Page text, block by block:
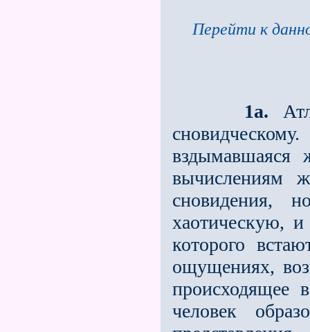
Перейти к
1а.
вздымавшаяся
вычислениям
сновидения,
хаотическую, и
которого
ощущениях,
человек